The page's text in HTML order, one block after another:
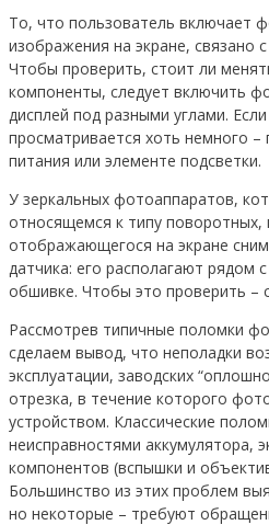
То, что пользователь включает
изображения на экране, связано
Чтобы проверить, стоит ли
компоненты, следует включить
дисплей под разными углами.
просматривается хоть немного
питания или элементе подсветки.
У зеркальных фотоаппаратов,
относящемся к типу поворотных,
отображающегося на экране
датчика: его располагают рядом
обшивке. Чтобы это проверить –
Рассмотрев типичные поломки
сделаем вывод, что неполадки
эксплуатации, заводских
отрезка, в течение которого
устройством. Классические
неисправностями аккумулятора,
компонентов (вспышки и
Большинство из этих проблем
но некоторые – требуют